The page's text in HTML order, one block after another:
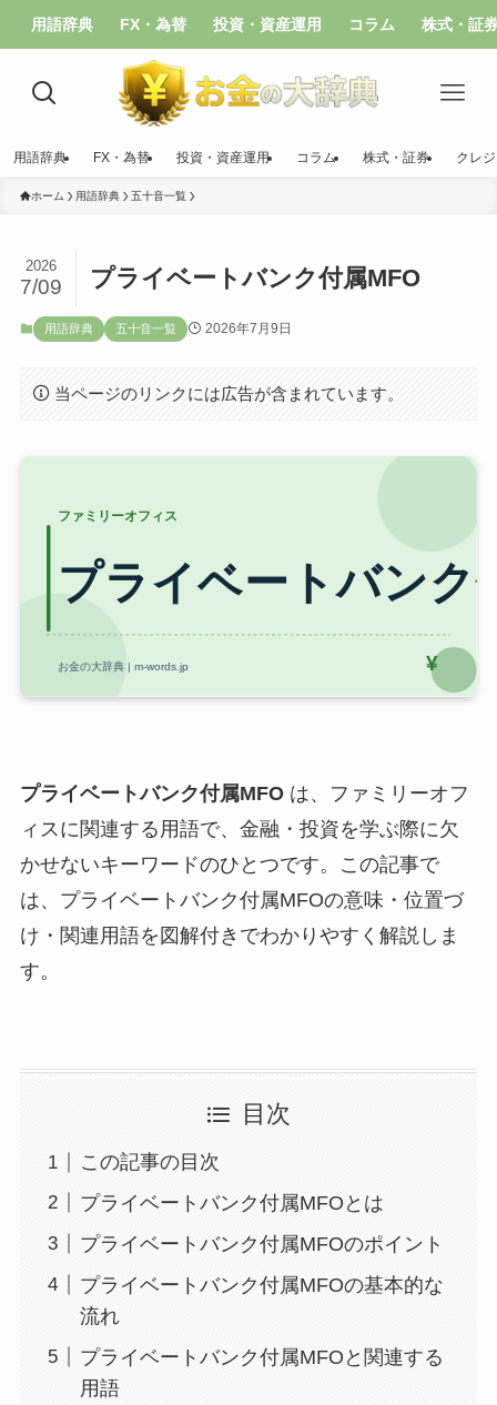
用語辞典 FX・為替 投資・資産運用 コラム 株式・証
用語辞典 FX・為替 投資・資産運用 コラム 株式・証券 クレ
ホーム 用語辞典 五十音一覧
プライベートバンク付属MFO
2026
7/09
用語辞典 五十音一覧 2026年7月9日
当ページのリンクには広告が含まれています。
プライベートバンク付属MFOは、ファミリーオフ
ィスに関連する用語で、金融・投資を学ぶ際に欠
かせないキーワードのひとつです。この記事で
は、プライベートバンク付属MFOの意味・位置づ
け・関連用語を図解付きでわかりやすく解説しま
す。
目次
この記事の目次
プライベートバンク付属MFOとは
プライベートバンク付属MFOのポイント
プライベートバンク付属MFOの基本的な
流れ
プライベートバンク付属MFOと関連する
用語